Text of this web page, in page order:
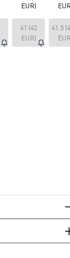
EUR)
41 (42
EUR)
41.5